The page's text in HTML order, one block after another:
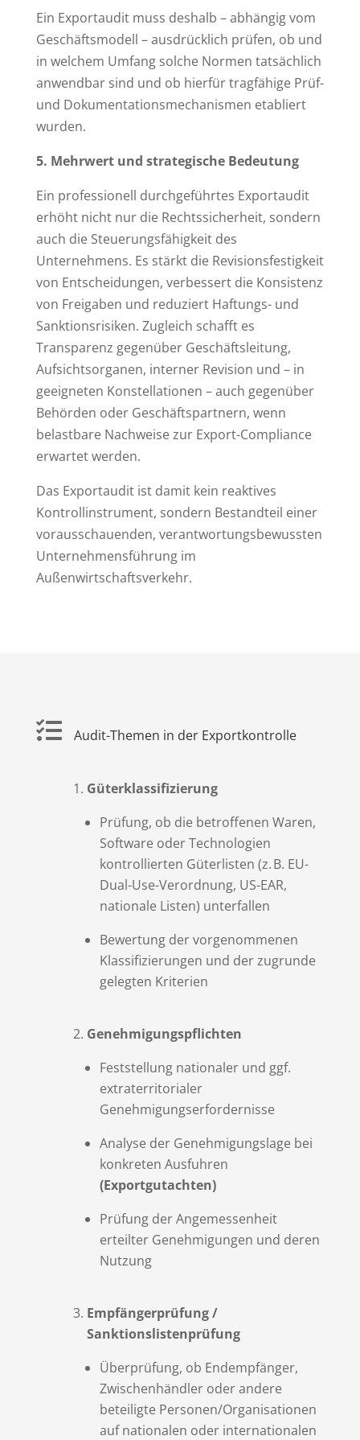
Ein Exportaudit muss deshalb – abhängig vom
Geschäftsmodell – ausdrücklich prüfen, ob und
in welchem Umfang solche Normen tatsächlich
anwendbar sind und ob hierfür tragfähige Prüf-
und Dokumentationsmechanismen etabliert
wurden.
5. Mehrwert und strategische Bedeutung
Ein professionell durchgeführtes Exportaudit
erhöht nicht nur die Rechtssicherheit, sondern
auch die Steuerungsfähigkeit des
Unternehmens. Es stärkt die Revisionsfestigkeit
von Entscheidungen, verbessert die Konsistenz
von Freigaben und reduziert Haftungs- und
Sanktionsrisiken. Zugleich schafft es
Transparenz gegenüber Geschäftsleitung,
Aufsichtsorganen, interner Revision und – in
geeigneten Konstellationen – auch gegenüber
Behörden oder Geschäftspartnern, wenn
belastbare Nachweise zur Export-Compliance
erwartet werden.
Das Exportaudit ist damit kein reaktives
Kontrollinstrument, sondern Bestandteil einer
vorausschauenden, verantwortungsbewussten
Unternehmensführung im
Außenwirtschaftsverkehr.
 Audit-Themen in der Exportkontrolle
Güterklassifizierung
Prüfung, ob die betroffenen Waren,
Software oder Technologien
kontrollierten Güterlisten (z. B. EU-
Dual-Use-Verordnung, US-EAR,
nationale Listen) unterfallen
Bewertung der vorgenommenen
Klassifizierungen und der zugrunde
gelegten Kriterien
Genehmigungspflichten
Feststellung nationaler und ggf.
extraterritorialer
Genehmigungserfordernisse
Analyse der Genehmigungslage bei
konkreten Ausfuhren
(Exportgutachten)
Prüfung der Angemessenheit
erteilter Genehmigungen und deren
Nutzung
Empfängerprüfung /
Sanktionslistenprüfung
Überprüfung, ob Endempfänger,
Zwischenhändler oder andere
beteiligte Personen/Organisationen
auf nationalen oder internationalen